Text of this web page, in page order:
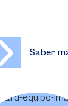
Saber